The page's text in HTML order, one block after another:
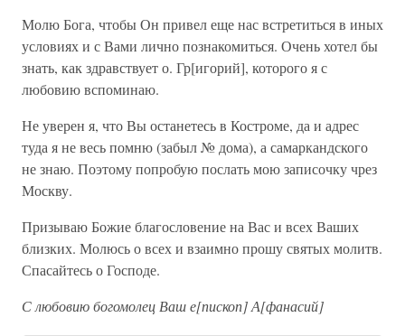
Молю Бога, чтобы Он привел еще нас встретиться в иных
условиях и с Вами лично познакомиться. Очень хотел бы
знать, как здравствует о. Гр[игорий], которого я с
любовию вспоминаю.
Не уверен я, что Вы останетесь в Костроме, да и адрес
туда я не весь помню (забыл № дома), а самаркандского
не знаю. Поэтому попробую послать мою записочку чрез
Москву.
Призываю Божие благословение на Вас и всех Ваших
близких. Молюсь о всех и взаимно прошу святых молитв.
Спасайтесь о Господе.
С любовию богомолец Ваш е[пископ] А[фанасий]